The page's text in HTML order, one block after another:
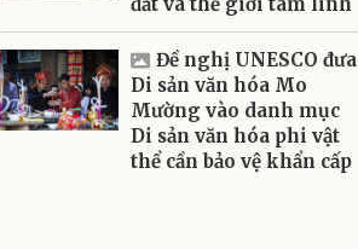
Đề nghị UNESCO đưa
Di sản văn hóa Mo
Mường vào danh mục
Di sản văn hóa phi vật
thể cần bảo vệ khẩn cấp